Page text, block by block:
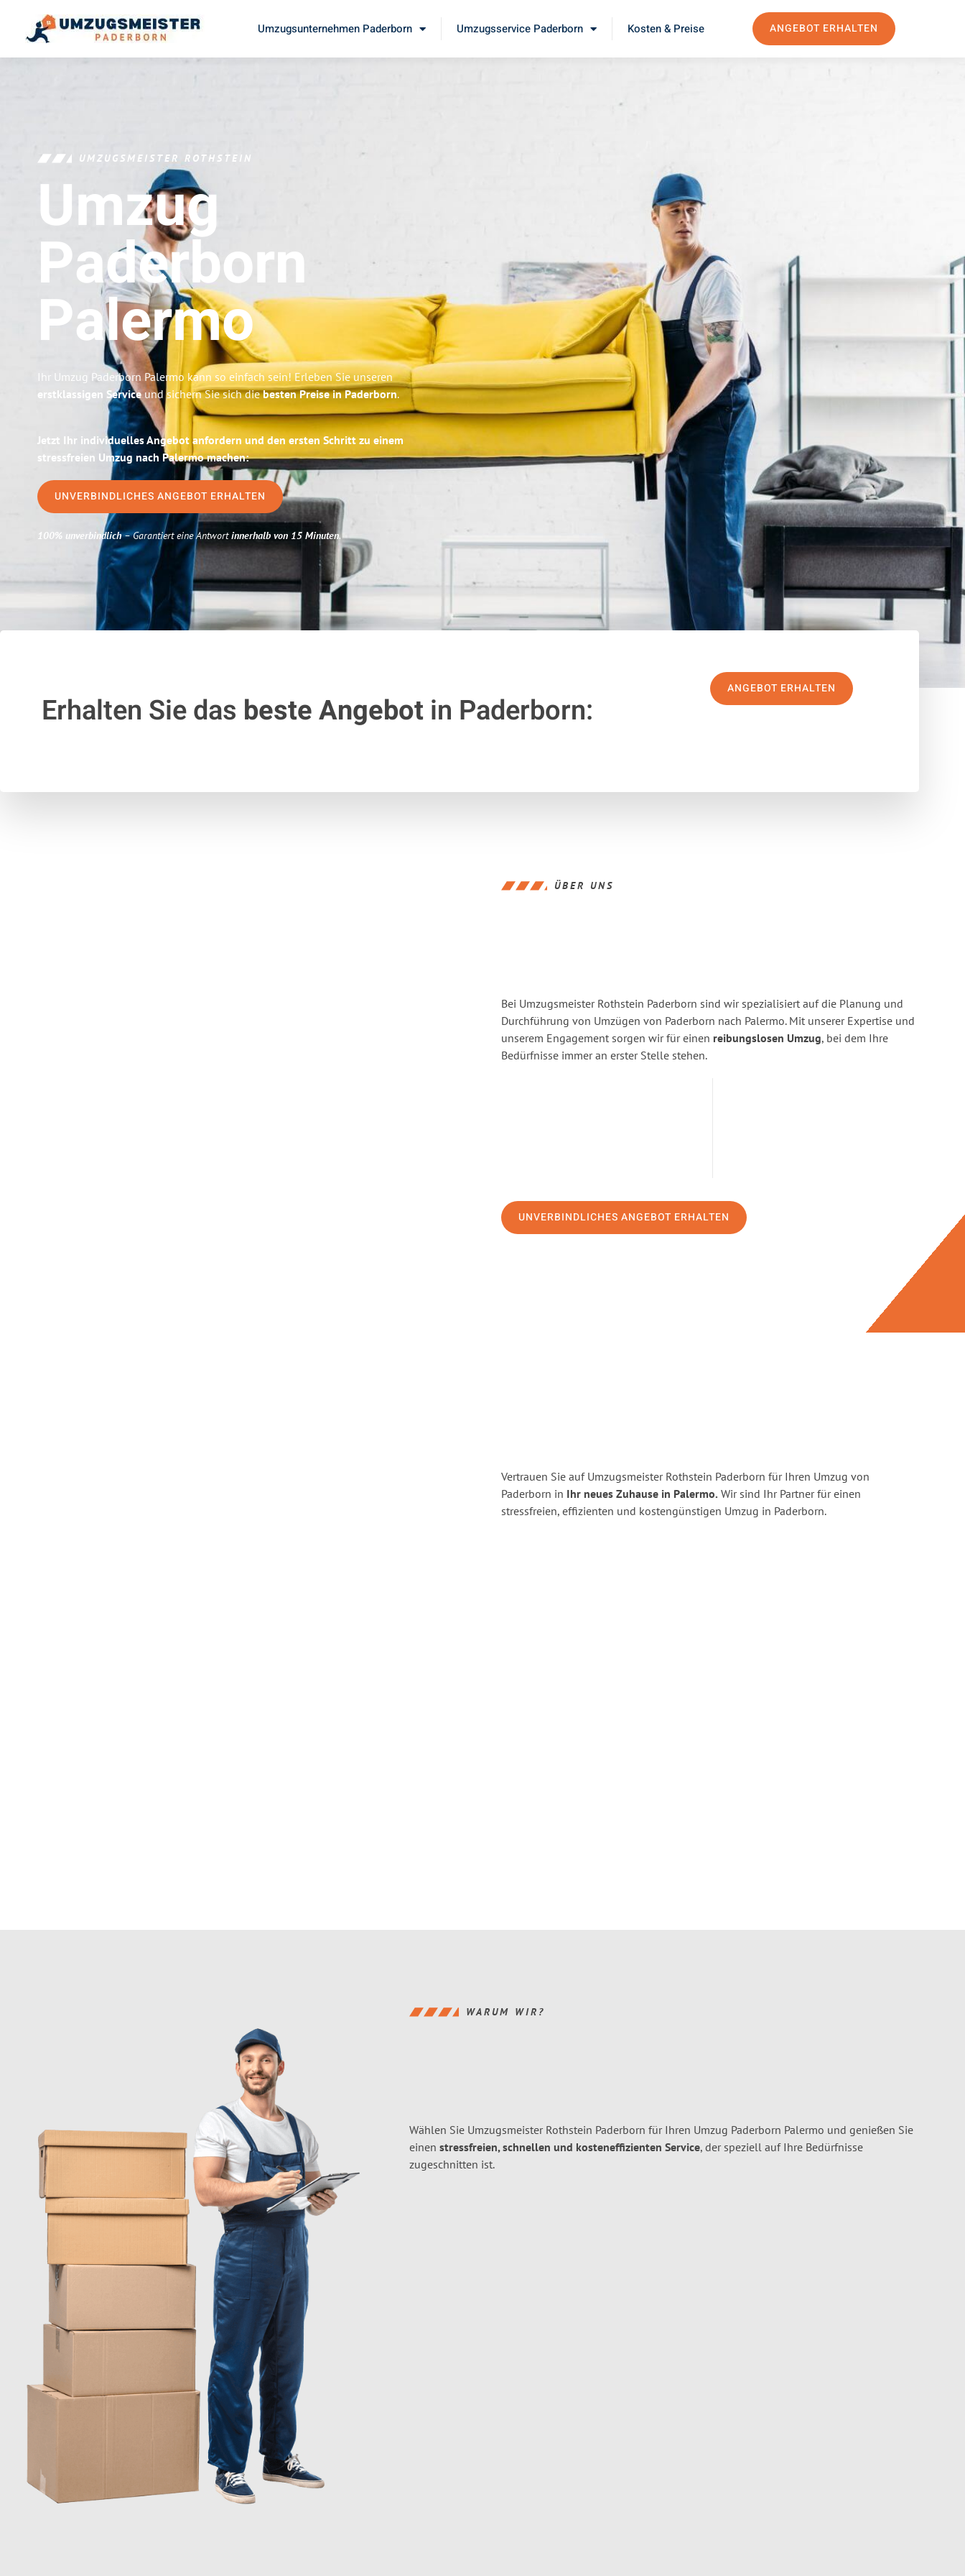
Umzugsunternehmen Paderborn Umzugsservice Paderborn Kosten & Preise ANGEBOT ERHALTEN
UMZUGSMEISTER ROTHSTEIN
Umzug
Paderborn
Palermo
Ihr Umzug Paderborn Palermo kann so einfach sein! Erleben Sie unseren
erstklassigen Serviceund sichern Sie sich diebesten Preise in Paderborn.
Jetzt Ihr individuelles Angebot anfordern und den ersten Schritt zu einem
stressfreien Umzug nach Palermo machen:
UNVERBINDLICHES ANGEBOT ERHALTEN
100% unverbindlich– Garantiert eine Antwortinnerhalb von 15 Minuten.
Erhalten Sie das beste Angebotin Paderborn:
ANGEBOT ERHALTEN
ÜBER UNS
Bei Umzugsmeister Rothstein Paderborn sind wir spezialisiert auf die Planung und
Durchführung von Umzügen von Paderborn nach Palermo. Mit unserer Expertise und
unserem Engagement sorgen wir für einen reibungslosen Umzug, bei dem Ihre
Bedürfnisse immer an erster Stelle stehen.
UNVERBINDLICHES ANGEBOT ERHALTEN
Vertrauen Sie auf Umzugsmeister Rothstein Paderborn für Ihren Umzug von
Paderborn in Ihr neues Zuhause in Palermo. Wir sind Ihr Partner für einen
stressfreien, effizienten und kostengünstigen Umzug in Paderborn.
WARUM WIR?
Wählen Sie Umzugsmeister Rothstein Paderborn für Ihren Umzug Paderborn Palermo und genießen Sie
einen stressfreien, schnellen und kosteneffizienten Service, der speziell auf Ihre Bedürfnisse
zugeschnitten ist.